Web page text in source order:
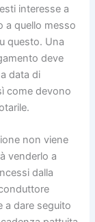
interesse a
a quello messo
questo. Una
deve
data di
come devono
non viene
venderlo a
dalla
a dare seguito